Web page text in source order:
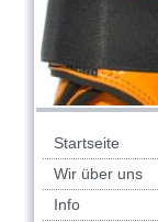
Startseite
Wir über uns
Info